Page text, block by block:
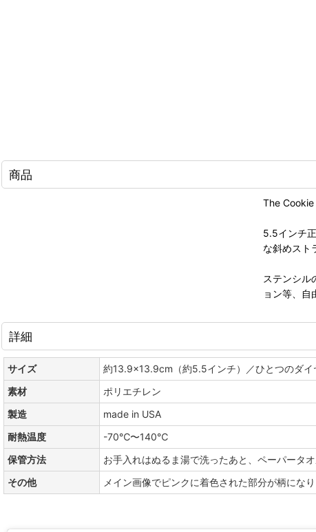
商品
The Cookie
5.5インチ
な斜めスト
ステンシル
ョン等、自
詳細
サイズ
約13.9×13.9cm（約5.5インチ）／ひとつのダイ
素材
ポリエチレン
製造
made in USA
耐熱温度
-70℃〜140℃
保管方法
お手入れはぬるま湯で洗ったあと、ペーパータ
その他
メイン画像でピンクに着色された部分が柄にな